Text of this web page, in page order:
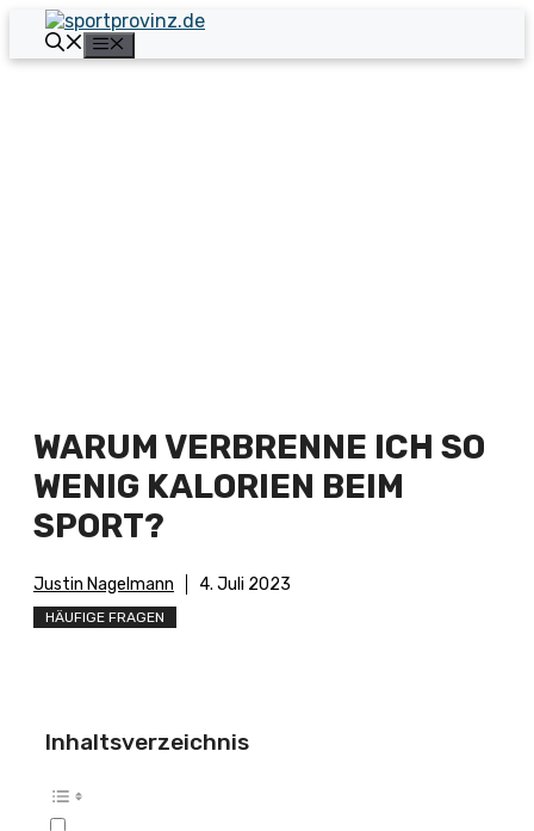
Zum
Inhalt
springen
WARUM VERBRENNE ICH SO
WENIG KALORIEN BEIM
SPORT?
Justin Nagelmann 4. Juli 2023
HÄUFIGE FRAGEN
Inhaltsverzeichnis